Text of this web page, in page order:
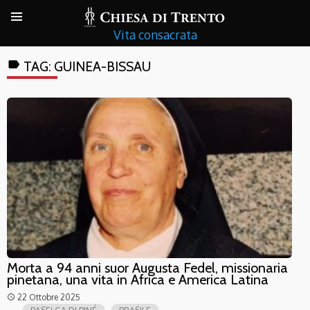
Vita consacrata
label TAG: GUINEA-BISSAU
Morta a 94 anni suor Augusta Fedel, missionaria
pinetana, una vita in Africa e America Latina
access_time 22 Ottobre 2025